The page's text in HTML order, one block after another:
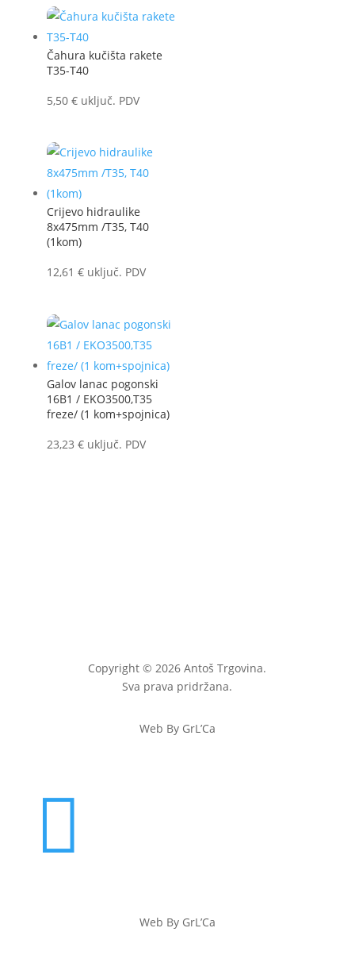
Čahura kučišta rakete
T35-T40
5,50 € uključ. PDV
Crijevo hidraulike
8x475mm /T35, T40
(1kom)
12,61 € uključ. PDV
Galov lanac pogonski
16B1 / EKO3500,T35
freze/ (1 kom+spojnica)
23,23 € uključ. PDV
Copyright © 2026 Antoš Trgovina.
Sva prava pridržana.
Web By GrL’Ca

Web By GrL’Ca